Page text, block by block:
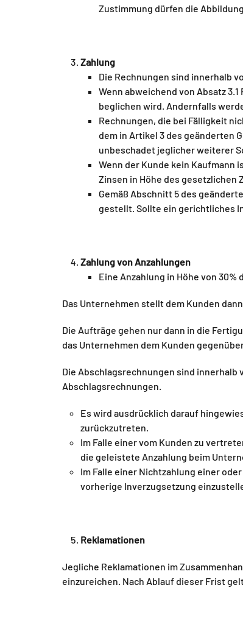
Zustimmung dürfen die
Zahlung
Die Rechnungen sind innerhalb
Wenn abweichend von Absatz
beglichen wird. Andernfalls
Rechnungen, die bei Fälligkeit
dem in Artikel 3 des geänderten
unbeschadet jeglicher weiterer
Wenn der Kunde kein Kaufmann
Zinsen in Höhe des gesetzlichen
Gemäß Abschnitt 5 des
gestellt. Sollte ein gerichtliches
Zahlung von Anzahlungen
Eine Anzahlung in Höhe von
Das Unternehmen stellt dem Kunden
Die Aufträge gehen nur dann in die
das Unternehmen dem Kunden
Die Abschlagsrechnungen sind innerhalb
Abschlagsrechnungen.
Es wird ausdrücklich darauf
zurückzutreten.
Im Falle einer vom Kunden zu
die geleistete Anzahlung beim
Im Falle einer Nichtzahlung einer
vorherige Inverzugsetzung
Reklamationen
Jegliche Reklamationen im
einzureichen. Nach Ablauf dieser Frist